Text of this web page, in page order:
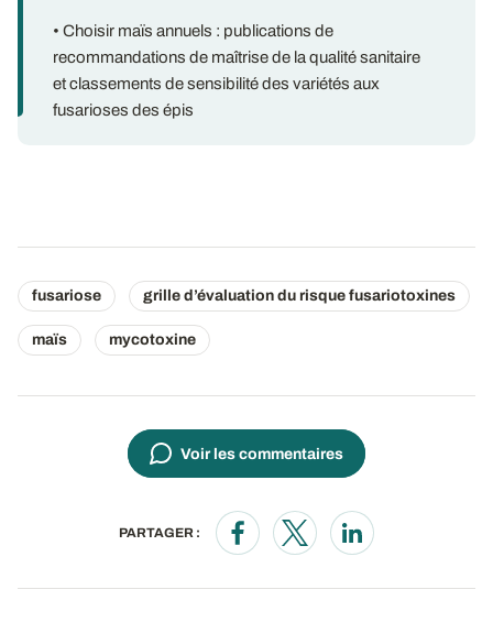
• Choisir maïs annuels : publications de
recommandations de maîtrise de la qualité sanitaire
et classements de sensibilité des variétés aux
fusarioses des épis
fusariose grille d’évaluation du risque fusariotoxines
maïs mycotoxine
Voir les commentaires
PARTAGER :
Opens in a new window
Opens in a new window
Opens in a new